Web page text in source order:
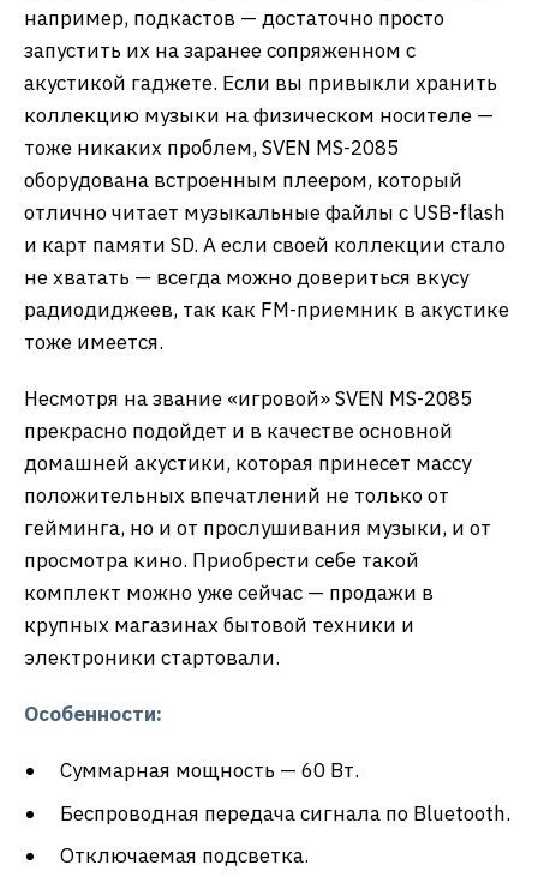
например, подкастов — достаточно просто
запустить их на заранее сопряженном с
акустикой гаджете. Если вы привыкли хранить
коллекцию музыки на физическом носителе —
тоже никаких проблем, SVEN MS-2085
оборудована встроенным плеером, который
отлично читает музыкальные файлы с USB-flash
и карт памяти SD. А если своей коллекции стало
не хватать — всегда можно довериться вкусу
радиодиджеев, так как FM-приемник в акустике
тоже имеется.
Несмотря на звание «игровой» SVEN MS-2085
прекрасно подойдет и в качестве основной
домашней акустики, которая принесет массу
положительных впечатлений не только от
гейминга, но и от прослушивания музыки, и от
просмотра кино. Приобрести себе такой
комплект можно уже сейчас — продажи в
крупных магазинах бытовой техники и
электроники стартовали.
Особенности:
Суммарная мощность — 60 Вт.
Беспроводная передача сигнала по Bluetooth.
Отключаемая подсветка.